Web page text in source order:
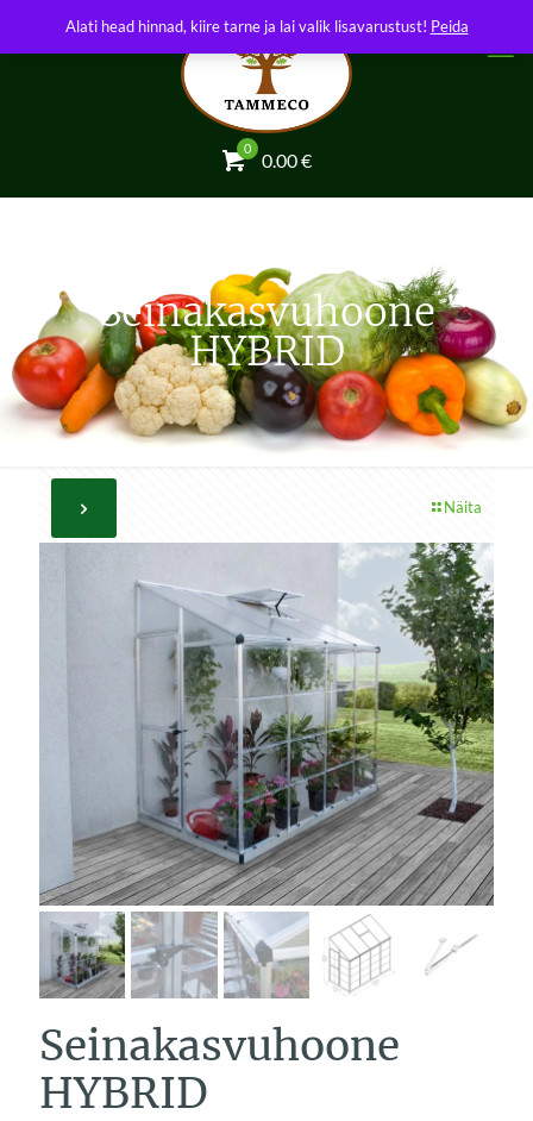
0
0.00€
Seinakasvuhoone
HYBRID
Näita
Seinakasvuhoone
HYBRID
Alati head hinnad, kiire tarne ja lai valik lisavarustust! Peida